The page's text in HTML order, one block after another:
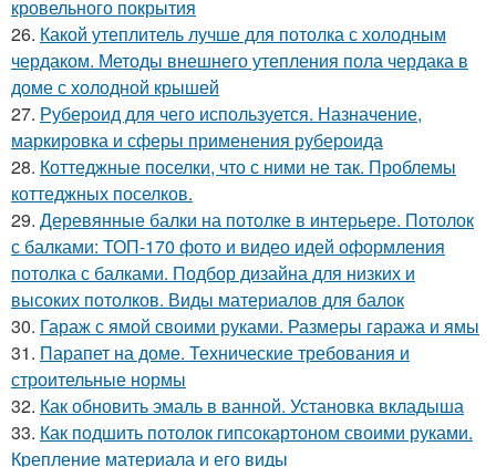
кровельного покрытия
26. Какой утеплитель лучше для потолка с холодным
чердаком. Методы внешнего утепления пола чердака в
доме с холодной крышей
27. Рубероид для чего используется. Назначение,
маркировка и сферы применения рубероида
28. Коттеджные поселки, что с ними не так. Проблемы
коттеджных поселков.
29. Деревянные балки на потолке в интерьере. Потолок
с балками: ТОП-170 фото и видео идей оформления
потолка с балками. Подбор дизайна для низких и
высоких потолков. Виды материалов для балок
30. Гараж с ямой своими руками. Размеры гаража и ямы
31. Парапет на доме. Технические требования и
строительные нормы
32. Как обновить эмаль в ванной. Установка вкладыша
33. Как подшить потолок гипсокартоном своими руками.
Крепление материала и его виды